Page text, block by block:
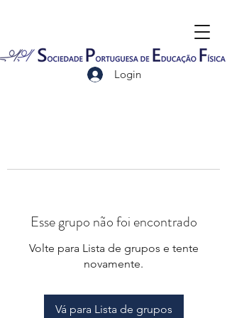
Login
Esse grupo não foi encontrado
Volte para Lista de grupos e tente
novamente.
Vá para Lista de grupos